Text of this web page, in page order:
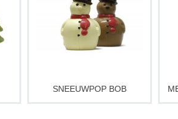
kerstcadeau of winterse
traktatie voor jong én oud.
Deze sneeuwpop is
SNEEUWPOP BOB